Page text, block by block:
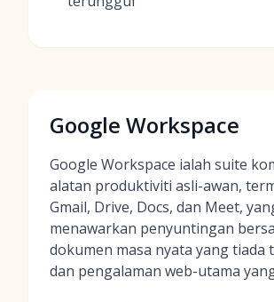
Google Workspace
Google Workspace ialah suite
alatan produktiviti asli-awan,
Gmail, Drive, Docs, dan Meet,
menawarkan penyuntingan
dokumen masa nyata yang tiada
dan pengalaman web-utama